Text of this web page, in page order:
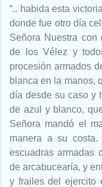
“.. habida esta
donde fue otro día
Señora Nuestra con
de los Vélez y
procesión armados
blanca en la manos,
día desde su caso y
de azul y blanco,
Señora mandó el
manera a su
escuadras armadas
de arcabucearía, y
y frailes del ejercito